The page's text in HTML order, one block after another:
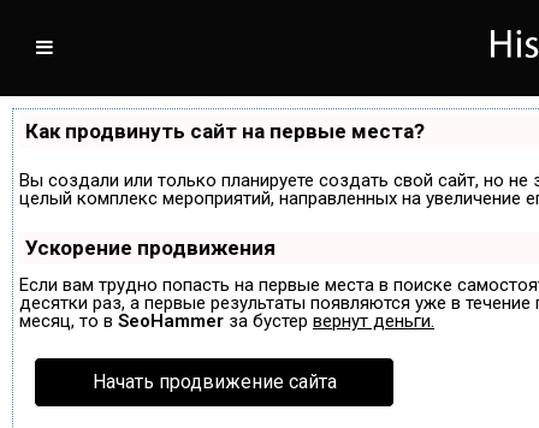
Как продвинуть сайт на первые места?
Вы создали или только планируете создать свой сайт, но
целый комплекс мероприятий, направленных на
Ускорение продвижения
Если вам трудно попасть на первые места в поиске
десятки раз, а первые результаты появляются уже в
месяц, то в SeoHammer за бустер вернут деньги.
Начать продвижение сайта